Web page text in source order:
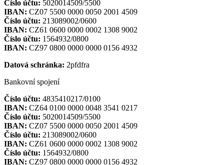
Číslo účtu: 5020014509/5500
IBAN: CZ07 5500 0000 0050 2001 4509
Číslo účtu: 213089002/0600
IBAN: CZ61 0600 0000 0002 1308 9002
Číslo účtu: 1564932/0800
IBAN: CZ97 0800 0000 0000 0156 4932
Datová schránka: 2pfdfra
Bankovní spojení
Číslo účtu: 4835410217/0100
IBAN: CZ64 0100 0000 0048 3541 0217
Číslo účtu: 5020014509/5500
IBAN: CZ07 5500 0000 0050 2001 4509
Číslo účtu: 213089002/0600
IBAN: CZ61 0600 0000 0002 1308 9002
Číslo účtu: 1564932/0800
IBAN: CZ97 0800 0000 0000 0156 4932